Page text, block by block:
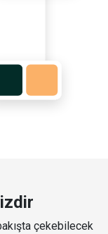
çekebilecek